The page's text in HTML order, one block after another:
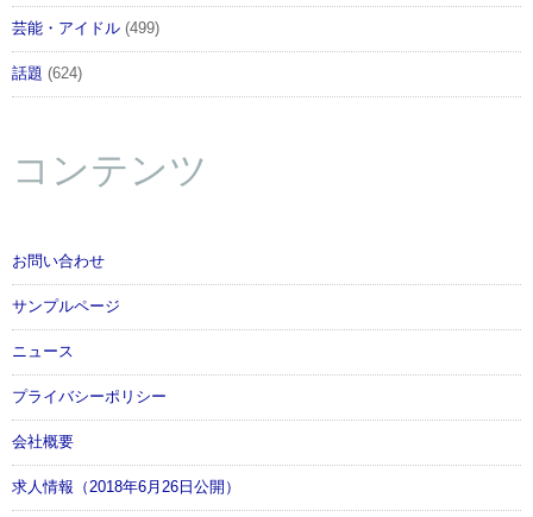
芸能・アイドル (499)
話題 (624)
コンテンツ
お問い合わせ
サンプルページ
ニュース
プライバシーポリシー
会社概要
求人情報（2018年6月26日公開）